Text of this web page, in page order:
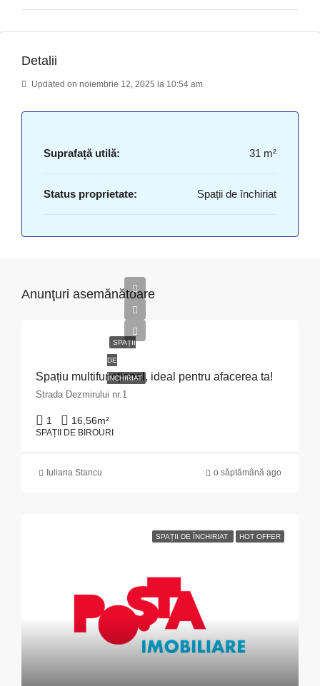
Detalii
Updated on noiembrie 12, 2025 la 10:54 am
Suprafață utilă: 31 m²
Status proprietate: Spații de închiriat
Anunţuri asemănătoare
SPAȚII
DE
ÎNCHIRIAT
Spațiu multifuncțional, ideal pentru afacerea ta!
Strada Dezmirului nr.1
1 16,56m²
SPAȚII DE BIROURI
Iuliana Stancu o săptămână ago
SPAȚII DE ÎNCHIRIAT HOT OFFER